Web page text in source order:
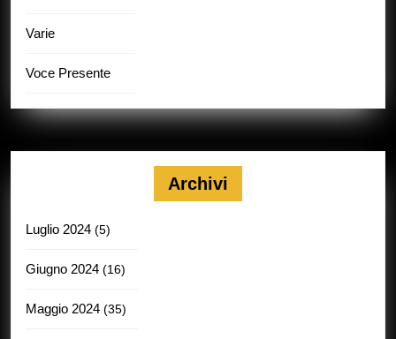
Varie
Voce Presente
Archivi
Luglio 2024 (5)
Giugno 2024 (16)
Maggio 2024 (35)